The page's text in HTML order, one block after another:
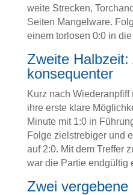
weite Strecken,
Seiten Mangelware.
einem torlosen 0:0 in
Zweite Halbzeit:
konsequenter
Kurz nach
ihre erste klare
Minute mit 1:0 in
Folge zielstrebiger und
auf 2:0. Mit dem Treffer
war die Partie endgültig
Zwei vergebene